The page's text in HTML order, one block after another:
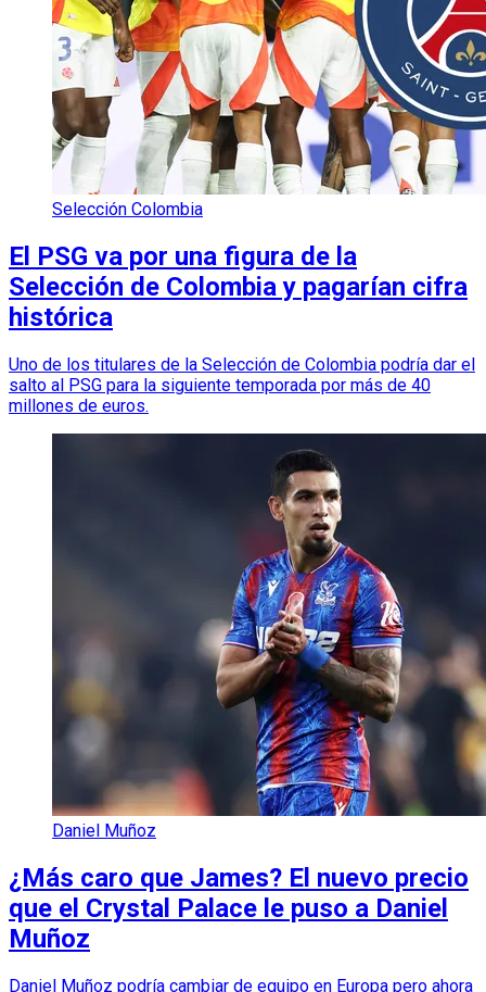
Selección Colombia
El PSG va por una figura de la
Selección de Colombia y pagarían cifra
histórica
Uno de los titulares de la Selección de Colombia podría dar el
salto al PSG para la siguiente temporada por más de 40
millones de euros.
Daniel Muñoz
¿Más caro que James? El nuevo precio
que el Crystal Palace le puso a Daniel
Muñoz
Daniel Muñoz podría cambiar de equipo en Europa pero ahora